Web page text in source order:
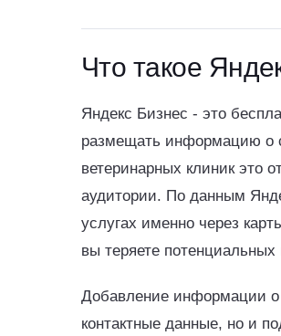
Что такое
Яндекс Бизнес - это
размещать информацию о
ветеринарных клиник это
аудитории. По данным
услугах именно через
вы теряете потенциальных
Добавление информации о
контактные данные, но и